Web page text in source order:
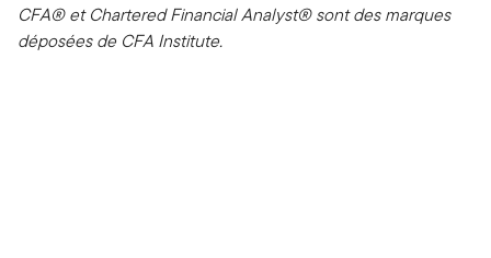
CFA® et Chartered Financial Analyst® sont des marques
déposées de CFA Institute.